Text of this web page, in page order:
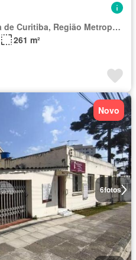
Região Geográfica Imediata de Curitiba, Região Metropolitana de Curitiba
261 m²
6fotos
Novo